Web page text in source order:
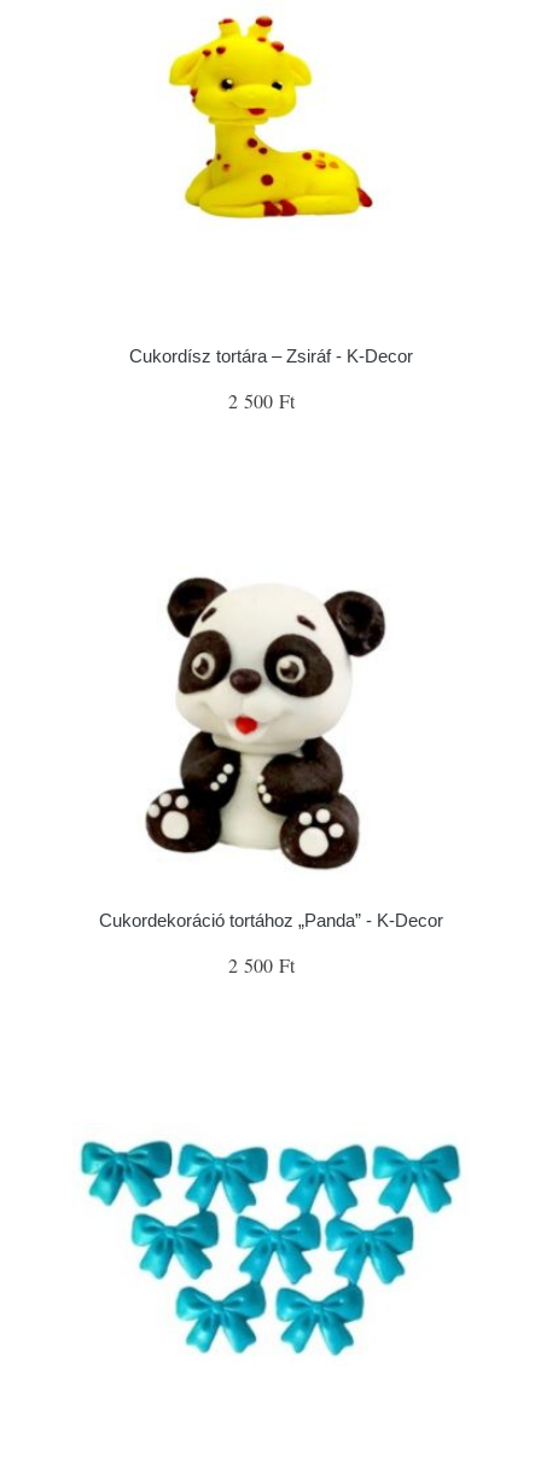
Cukordísz tortára – Zsiráf - K-Decor
2 500 Ft
Cukordekoráció tortához „Panda” - K-Decor
2 500 Ft